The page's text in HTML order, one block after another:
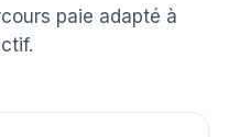
paie adapté à